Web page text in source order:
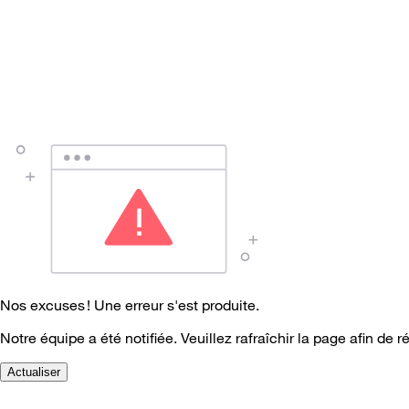
Nos excuses ! Une erreur s'est produite.
Notre équipe a été notifiée. Veuillez rafraîchir la page afin de
Actualiser